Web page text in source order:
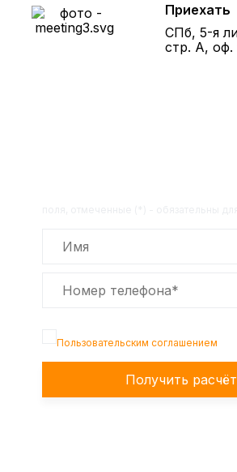
Приехать
СПб, 5-я
стр. А, оф.
Пользовательским соглашением
Получить расчёт